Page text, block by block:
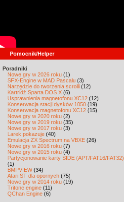
Pomocnik/Helper
Poradniki
Nowe gry w 2026 roku (1)
SFX-Engine w MAD Pascalu (3)
Narzędzie do tworzenia scrolli (12)
Kartridż Sparta DOS X (6)
Usprawnienia magnetofonu XC12 (12)
Konserwacja stacji dysków 1050 (19)
Konserwacja magnetofonu XC12 (15)
Nowe gry w 2020 roku (2)
Nowe gry w 2019 roku (35)
Nowe gry w 2017 roku (3)
Larek pokazuje (40)
Emulacja ZX Spectrum na VBXE (26)
Nowe gry w 2016 roku (7)
Nowe gry w 2015 roku (4)
Partycjonowanie karty SIDE (APT/FAT16/FAT32)
(1)
BMPVIEW(34)
Atari ST dla opornych (75)
Nowe gry w 2014 roku (19)
Tritone engine (11)
QChan Engine (6)